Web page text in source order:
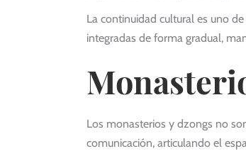
La continuidad cultural es uno
integradas de forma gradual,
Los monasterios y dzongs no
comunicación, articulando el